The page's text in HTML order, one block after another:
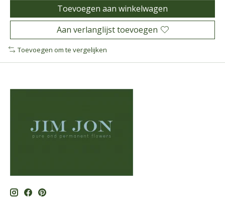
Toevoegen aan winkelwagen
Aan verlanglijst toevoegen
Toevoegen om te vergelijken